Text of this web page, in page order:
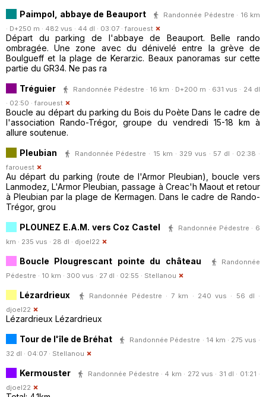
Paimpol, abbaye de Beauport
Randonnée Pédestre · 16 km
· D+250 m · 482 vus · 44 dl · 03:07 · farouest
Départ du parking de l'abbaye de Beauport. Belle rando
ombragée. Une zone avec du dénivelé entre la grève de
Boulgueff et la plage de Kerarzic. Beaux panoramas sur cette
partie du GR34. Ne pas ra
Tréguier
Randonnée Pédestre · 16 km · D+200 m · 631 vus · 24 dl
· 02:50 · farouest
Boucle au départ du parking du Bois du Poète Dans le cadre de
l'association Rando-Trégor, groupe du vendredi 15-18 km à
allure soutenue.
Pleubian
Randonnée Pédestre · 15 km · 329 vus · 57 dl · 02:38 ·
farouest
Au départ du parking (route de l'Armor Pleubian), boucle vers
Lanmodez, L'Armor Pleubian, passage à Creac'h Maout et retour
à Pleubian par la plage de Kermagen. Dans le cadre de Rando-
Trégor, grou
PLOUNEZ E.A.M. vers Coz Castel
Randonnée Pédestre · 6
km · 235 vus · 28 dl · djoel22
Boucle Plougrescant pointe du château
Randonnée
Pédestre · 10 km · 300 vus · 27 dl · 02:55 · Stellanou
Lézardrieux
Randonnée Pédestre · 7 km · 240 vus · 56 dl ·
djoel22
Lézardrieux Lézardrieux
Tour de l'île de Bréhat
Randonnée Pédestre · 14 km · 275 vus ·
32 dl · 04:07 · Stellanou
Kermouster
Randonnée Pédestre · 4 km · 272 vus · 31 dl · 01:21 ·
djoel22